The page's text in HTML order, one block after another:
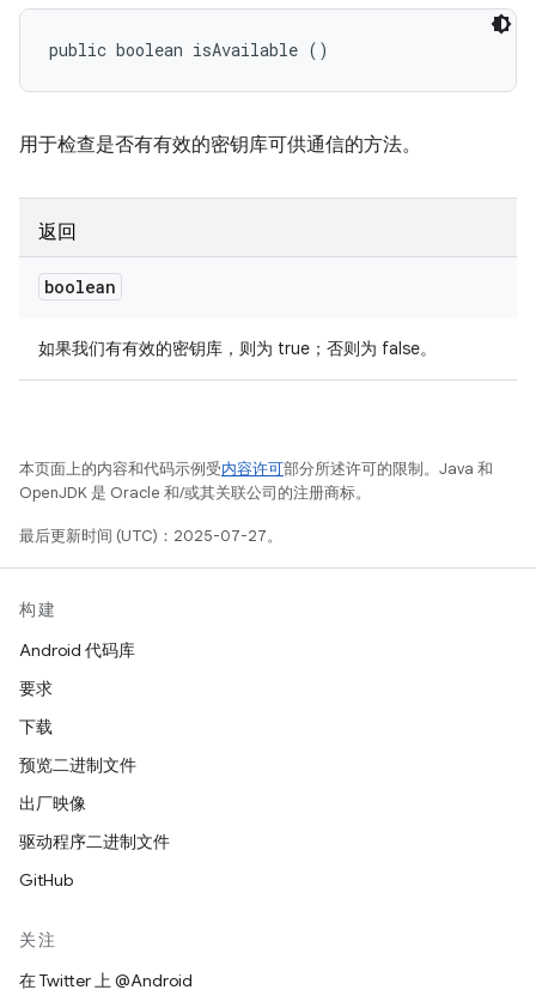
public boolean isAvailable ()
用于检查是否有有效的密钥库可供通信的方法。
返回
boolean
如果我们有有效的密钥库，则为 true；否则为 false。
本页面上的内容和代码示例受内容许可部分所述许可的限制。Java 和
OpenJDK 是 Oracle 和/或其关联公司的注册商标。
最后更新时间 (UTC)：2025-07-27。
构建
Android 代码库
要求
下载
预览二进制文件
出厂映像
驱动程序二进制文件
GitHub
关注
在 Twitter 上 @Android